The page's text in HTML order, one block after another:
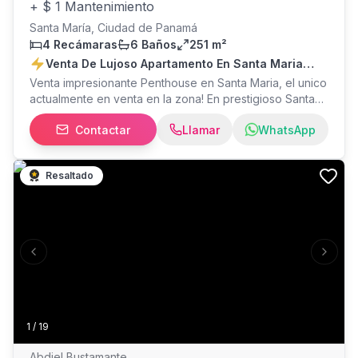
+ $ 1 Mantenimiento
Santa María, Ciudad de Panamá
4 Recámaras
6 Baños
251 m²
Venta De Lujoso Apartamento En Santa Maria
26*6878mfk
Venta impresionante Penthouse en Santa Maria, el unico
actualmente en venta en la zona! En prestigioso Santa
Maria Golf & Country Club, el área mas exclusiva en
desarrollo de la Ciudad. El edificio cuenta con acabados
de lujo y hermosas vistas al campo de golf y al mar
pacifico, diseñado por el reconocido arquitecto Arango
Arquitectos, espacioso lobby, amenidades de primera,
Contactar Llamar WhatsApp
1 / 19
Previous slide Next
Resaltado